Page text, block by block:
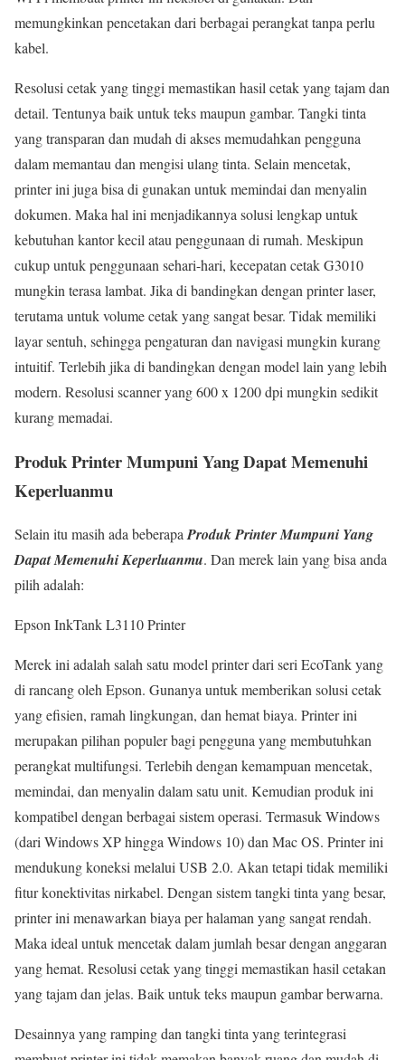
memungkinkan pencetakan dari berbagai perangkat tanpa perlu
kabel.
Resolusi cetak yang tinggi memastikan hasil cetak yang tajam dan
detail. Tentunya baik untuk teks maupun gambar. Tangki tinta
yang transparan dan mudah di akses memudahkan pengguna
dalam memantau dan mengisi ulang tinta. Selain mencetak,
printer ini juga bisa di gunakan untuk memindai dan menyalin
dokumen. Maka hal ini menjadikannya solusi lengkap untuk
kebutuhan kantor kecil atau penggunaan di rumah. Meskipun
cukup untuk penggunaan sehari-hari, kecepatan cetak G3010
mungkin terasa lambat. Jika di bandingkan dengan printer laser,
terutama untuk volume cetak yang sangat besar. Tidak memiliki
layar sentuh, sehingga pengaturan dan navigasi mungkin kurang
intuitif. Terlebih jika di bandingkan dengan model lain yang lebih
modern. Resolusi scanner yang 600 x 1200 dpi mungkin sedikit
kurang memadai.
Produk Printer Mumpuni Yang Dapat Memenuhi
Keperluanmu
Selain itu masih ada beberapaProduk Printer Mumpuni Yang
Dapat Memenuhi Keperluanmu. Dan merek lain yang bisa anda
pilih adalah:
Epson InkTank L3110 Printer
Merek ini adalah salah satu model printer dari seri EcoTank yang
di rancang oleh Epson. Gunanya untuk memberikan solusi cetak
yang efisien, ramah lingkungan, dan hemat biaya. Printer ini
merupakan pilihan populer bagi pengguna yang membutuhkan
perangkat multifungsi. Terlebih dengan kemampuan mencetak,
memindai, dan menyalin dalam satu unit. Kemudian produk ini
kompatibel dengan berbagai sistem operasi. Termasuk Windows
(dari Windows XP hingga Windows 10) dan Mac OS. Printer ini
mendukung koneksi melalui USB 2.0. Akan tetapi tidak memiliki
fitur konektivitas nirkabel. Dengan sistem tangki tinta yang besar,
printer ini menawarkan biaya per halaman yang sangat rendah.
Maka ideal untuk mencetak dalam jumlah besar dengan anggaran
yang hemat. Resolusi cetak yang tinggi memastikan hasil cetakan
yang tajam dan jelas. Baik untuk teks maupun gambar berwarna.
Desainnya yang ramping dan tangki tinta yang terintegrasi